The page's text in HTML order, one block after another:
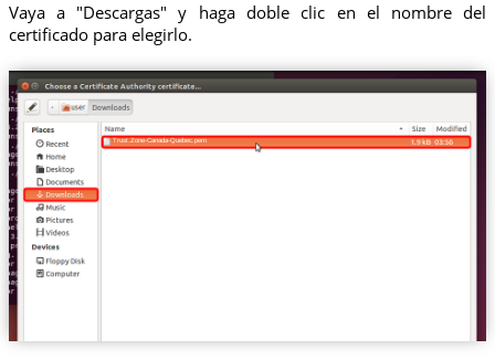
Vaya a "Descargas" y haga doble clic en el nombre del
certificado para elegirlo.
Trust.Zone-Canada-Quebec.pem